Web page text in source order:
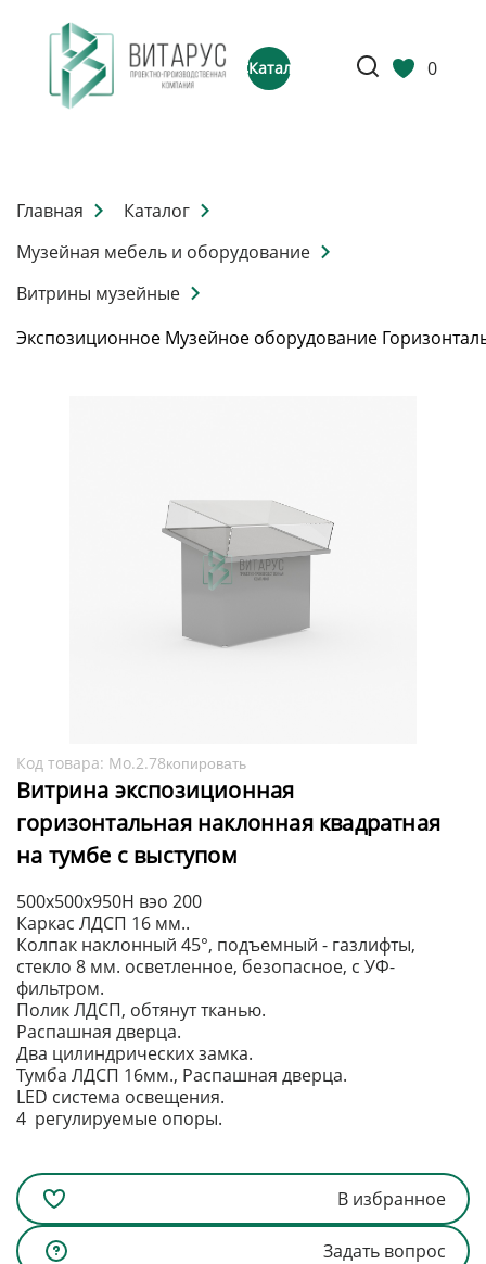
Каталог 0
Главная
Каталог
Музейная мебель и оборудование
Витрины музейные
Экспозиционное Музейное оборудование
Код товара: Мо.2.78копировать
Витрина экспозиционная
горизонтальная наклонная квадратная
на тумбе с выступом
Каркас ЛДСП 16 мм..
Колпак наклонный 45°, подъемный - газлифты,
стекло 8 мм. осветленное, безопасное, с УФ-
фильтром.
Полик ЛДСП, обтянут тканью.
Распашная дверца.
Два цилиндрических замка.
Тумба ЛДСП 16мм., Распашная дверца.
LED система освещения.
4 регулируемые опоры.
500x500x950H вэо 200
В избранное
Задать вопрос